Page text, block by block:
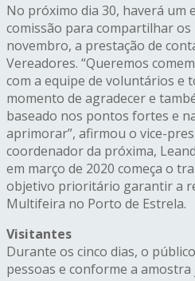
No próximo dia 30, haverá um
comissão para compartilhar os
novembro, a prestação de
Vereadores. “Queremos
com a equipe de voluntários e
momento de agradecer e
baseado nos pontos fortes e
aprimorar”, afirmou o vice-
coordenador da próxima,
em março de 2020 começa o
objetivo prioritário garantir a
Multifeira no Porto de Estrela.
Visitantes
Durante os cinco dias, o
pessoas e conforme a